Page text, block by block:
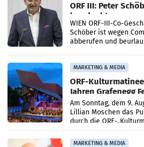
ORF III: Peter
beurlaubt
WIEN ORF-III-Co-
Schöber ist wegen
abberufen und
MARKETING & MEDIA
ORF-
Jahren Grafenegg
Simonischek
Am Sonntag, dem 9.
Lillian Moschen das
durch die ORF-
startet mit der
Grafenegg
MARKETING & MEDIA